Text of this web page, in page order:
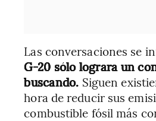
Las conversaciones se
G-20 sólo lograra un
buscando. Siguen
hora de reducir sus
combustible fósil más